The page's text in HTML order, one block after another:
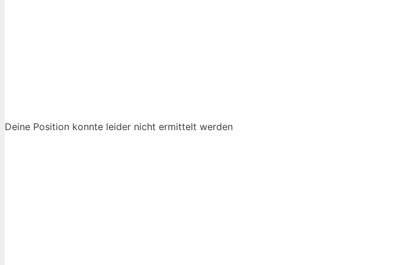
Deine Position konnte leider nicht ermittelt werden